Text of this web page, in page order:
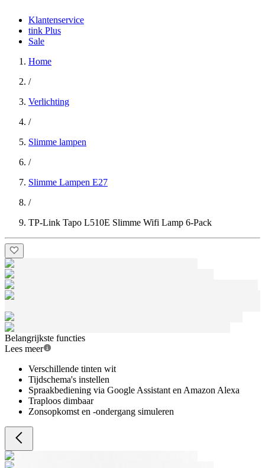
Klantenservice
tink Plus
Sale
Home
/
Verlichting
/
Slimme lampen
/
Slimme Lampen E27
/
TP-Link Tapo L510E Slimme Wifi Lamp 6-Pack
Belangrijkste functies
Lees meer
Verschillende tinten wit
Tijdschema's instellen
Spraakbediening via Google Assistant en Amazon Alexa
Traploos dimbaar
Zonsopkomst en -ondergang simuleren